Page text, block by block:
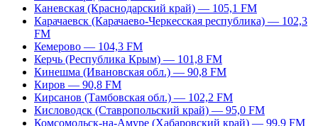
Каневская (Краснодарский край) — 105,1 FM
Карачаевск (Карачаево-Черкесская республика) — 102,3
FM
Кемерово — 104,3 FM
Керчь (Республика Крым) — 101,8 FM
Кинешма (Ивановская обл.) — 90,8 FM
Киров — 90,8 FM
Кирсанов (Тамбовская обл.) — 102,2 FM
Кисловодск (Ставропольский край) — 95,0 FM
Комсомольск-на-Амуре (Хабаровский край) — 99,9 FM